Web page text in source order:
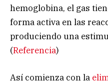
hemoglobina, el gas
forma activa en las
produciendo una
(Referencia)
Así comienza con la